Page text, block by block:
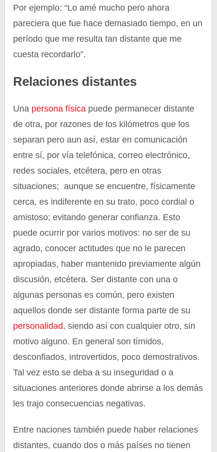
Por ejemplo: “Lo amé mucho pero ahora
pareciera que fue hace demasiado tiempo, en un
período que me resulta tan distante que me
cuesta recordarlo”.
Relaciones distantes
Una persona física puede permanecer distante
de otra, por razones de los kilómetros que los
separan pero aun así, estar en comunicación
entre sí, por vía telefónica, correo electrónico,
redes sociales, etcétera, pero en otras
situaciones; aunque se encuentre, físicamente
cerca, es indiferente en su trato, poco cordial o
amistoso; evitando generar confianza. Esto
puede ocurrir por varios motivos: no ser de su
agrado, conocer actitudes que no le parecen
apropiadas, haber mantenido previamente algún
discusión, etcétera. Ser distante con una o
algunas personas es común, pero existen
aquellos donde ser distante forma parte de su
personalidad, siendo así con cualquier otro, sin
motivo alguno. En general son tímidos,
desconfiados, introvertidos, poco demostrativos.
Tal vez esto se deba a su inseguridad o a
situaciones anteriores donde abrirse a los demás
les trajo consecuencias negativas.
Entre naciones también puede haber relaciones
distantes, cuando dos o más países no tienen